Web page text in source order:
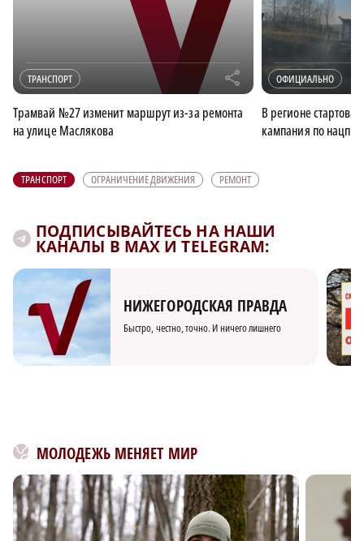
ТРАНСПОРТ r
Трамвай №27 изменит маршрут из-за ремонта
на улице Маслякова
ОФИЦИАЛЬНО
В регионе
кампания по
ТРАНСПОРТ ОГРАНИЧЕНИЕ ДВИЖЕНИЯ РЕМОНТ
ПОДПИСЫВАЙТЕСЬ НА НАШИ
КАНАЛЫ В MAX И TELEGRAM:
НИЖЕГОРОДСКАЯ ПРАВДА
Быстро, честно, точно. И ничего лишнего
МОЛОДЕЖЬ МЕНЯЕТ МИР